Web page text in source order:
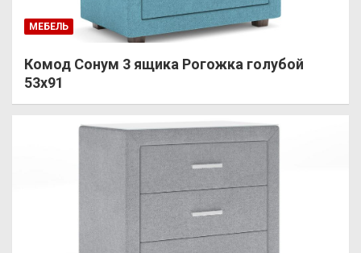
МЕБЕЛЬ
Комод Сонум 3 ящика Рогожка голубой
53х91